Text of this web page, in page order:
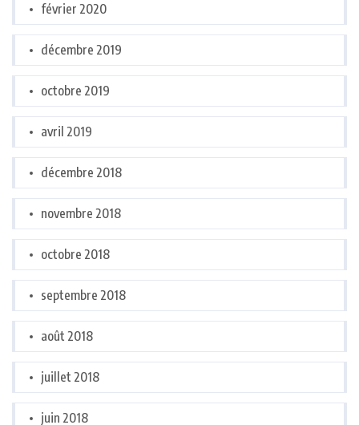
février 2020
décembre 2019
octobre 2019
avril 2019
décembre 2018
novembre 2018
octobre 2018
septembre 2018
août 2018
juillet 2018
juin 2018